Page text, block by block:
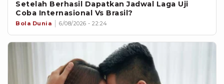
Setelah Berhasil Dapatkan Jadwal Laga Uji
Coba Internasional Vs Brasil?
Bola Dunia 6/08/2026 - 22:24